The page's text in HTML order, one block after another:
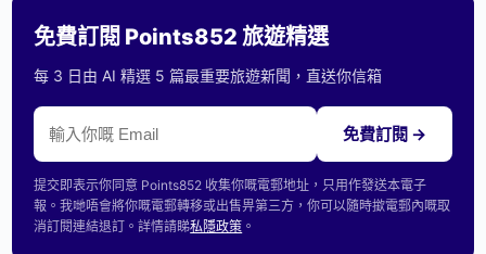
免費訂閱 Points852 旅遊精選
每 3 日由 AI 精選 5 篇最重要旅遊新聞，直送你信箱
免費訂閱 →
提交即表示你同意 Points852 收集你嘅電郵地址，只用作發送本電子
報。我哋唔會將你嘅電郵轉移或出售畀第三方，你可以隨時撳電郵內嘅取
消訂閱連結退訂。詳情請睇私隱政策 。